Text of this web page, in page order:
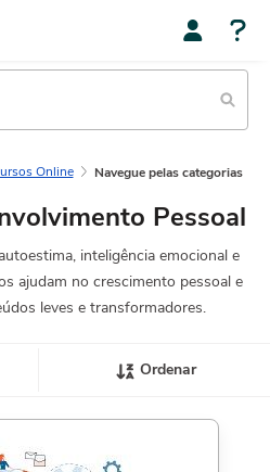
Cursos Online Navegue pelas categorias
Pessoal
inteligência emocional e
ajudam no crescimento pessoal e
leves e transformadores.
Ordenar